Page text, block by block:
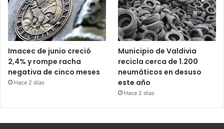
Imacec de junio creció
2,4% y rompe racha
negativa de cinco meses
Hace 2 días
Municipio de Valdivia
recicla cerca de 1.200
neumáticos en desuso
este año
Hace 2 días